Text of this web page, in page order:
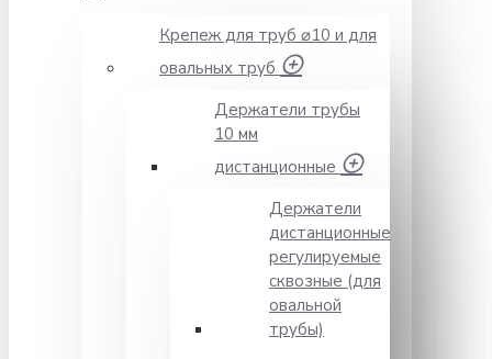
Крепеж для труб ⌀10 и для
овальных труб
Держатели трубы
10 мм
дистанционные
Держатели
дистанционные
регулируемые
сквозные (для
овальной
трубы)